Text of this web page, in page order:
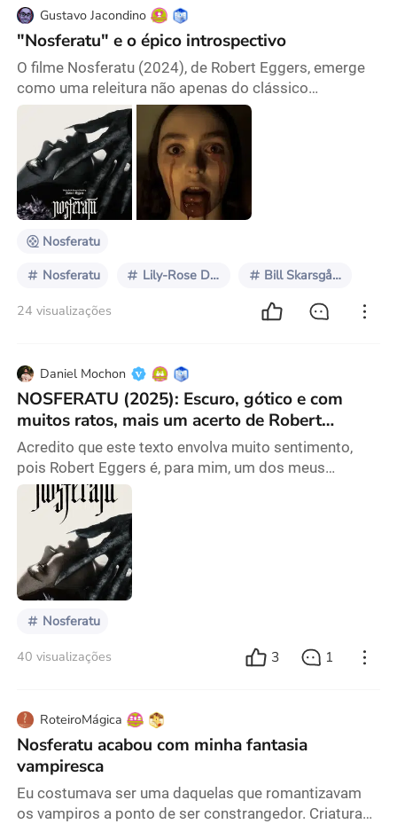
Gustavo Jacondino
"Nosferatu" e o épico introspectivo
O filme Nosferatu (2024), de Robert Eggers, emerge
como uma releitura não apenas do clássico
expressionista de Murnau, mas também como uma
profunda exploração da psique humana e dos males
da repressão. Com uma estética soturna que permeia
cada quadro, Eggers não apenas reconta a história de
vampirismo e obsessão, mas a ressignifica como
uma jornada de vida marcada pela culpa. Fruto do
expressionis
Nosferatu
Nosferatu Lily-Rose Depp Bill Skarsgård
24 visualizações
Daniel Mochon
NOSFERATU (2025): Escuro, gótico e com
muitos ratos, mais um acerto de Robert
Eggers?
Acredito que este texto envolva muito sentimento,
pois Robert Eggers é, para mim, um dos meus
diretores favoritos e criador de obras de extrema
qualidade. Vou começar com os pontos negativos
que me incomodaram: O primeiro ato do filme
apresenta uma estrutura de narrativa e de cenas
muito parecidas, quase idênticas. Sempre
desenvolvendo algum elemento da trama, seguido de
Nosferatu
40 visualizações 3 1
RoteiroMágica
Nosferatu acabou com minha fantasia
vampiresca
Eu costumava ser uma daquelas que romantizavam
os vampiros a ponto de ser constrangedor. Criaturas